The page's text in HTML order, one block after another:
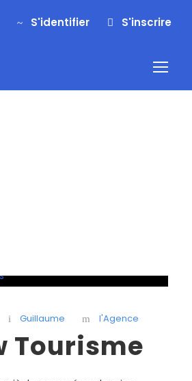
S'identifier S'inscrire
Guillaume l'Agence
Tourisme